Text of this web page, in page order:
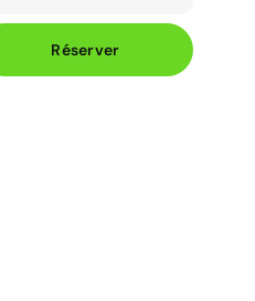
Réserver